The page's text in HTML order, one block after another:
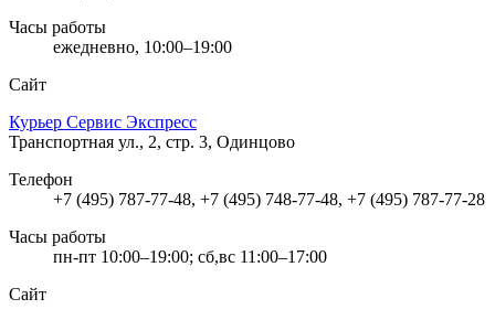
Часы работы
ежедневно, 10:00–19:00
Сайт
Курьер Сервис Экспресс
Транспортная ул., 2, стр. 3, Одинцово
Телефон
+7 (495) 787-77-48, +7 (495) 748-77-48, +7 (495) 787-77-28
Часы работы
пн-пт 10:00–19:00; сб,вс 11:00–17:00
Сайт